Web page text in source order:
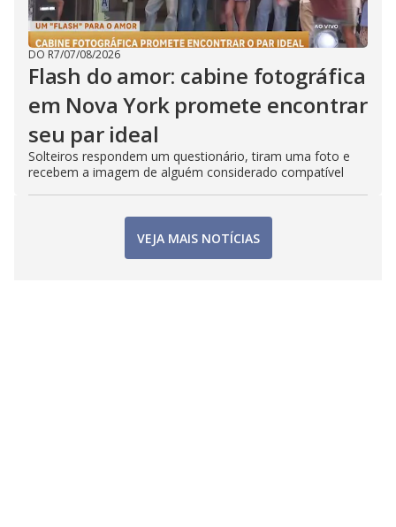
DO R7/07/08/2026
Flash do amor: cabine fotográfica
em Nova York promete encontrar
seu par ideal
Solteiros respondem um questionário, tiram uma foto e
recebem a imagem de alguém considerado compatível
VEJA MAIS NOTÍCIAS